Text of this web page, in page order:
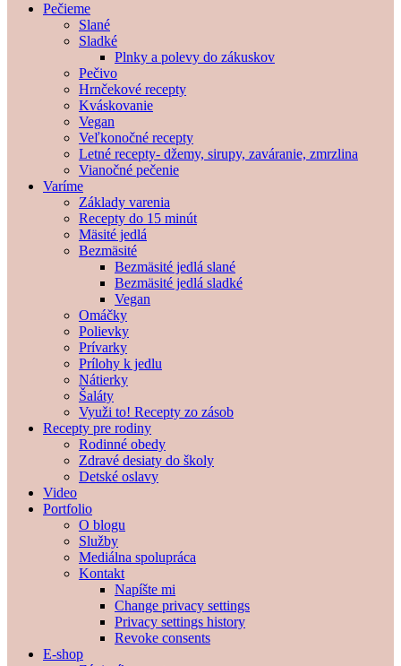
Pečieme
Slané
Sladké
Plnky a polevy do zákuskov
Pečivo
Hrnčekové recepty
Kváskovanie
Vegan
Veľkonočné recepty
Letné recepty- džemy, sirupy, zaváranie, zmrzlina
Vianočné pečenie
Varíme
Základy varenia
Recepty do 15 minút
Mäsité jedlá
Bezmäsité
Bezmäsité jedlá slané
Bezmäsité jedlá sladké
Vegan
Omáčky
Polievky
Prívarky
Prílohy k jedlu
Nátierky
Šaláty
Využi to! Recepty zo zásob
Recepty pre rodiny
Rodinné obedy
Zdravé desiaty do školy
Detské oslavy
Video
Portfolio
O blogu
Služby
Mediálna spolupráca
Kontakt
Napíšte mi
Change privacy settings
Privacy settings history
Revoke consents
E-shop